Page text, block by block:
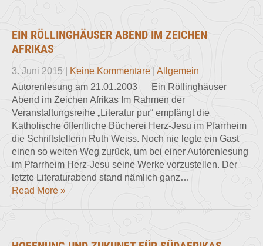
EIN RÖLLINGHÄUSER ABEND IM ZEICHEN
AFRIKAS
3. Juni 2015 Keine Kommentare
Allgemein
Autorenlesung am 21.01.2003 Ein Röllinghäuser
Abend im Zeichen Afrikas Im Rahmen der
Veranstaltungsreihe „Literatur pur“ empfängt die
Katholische öffentliche Bücherei Herz-Jesu im Pfarrheim
die Schriftstellerin Ruth Weiss. Noch nie legte ein Gast
einen so weiten Weg zurück, um bei einer Autorenlesung
im Pfarrheim Herz-Jesu seine Werke vorzustellen. Der
letzte Literaturabend stand nämlich ganz…
Read More »